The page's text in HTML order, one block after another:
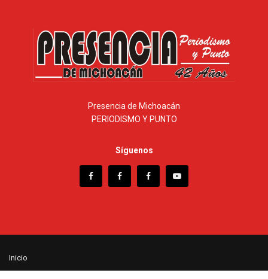
Presencia de Michoacán
PERIODISMO Y PUNTO
Síguenos
Inicio